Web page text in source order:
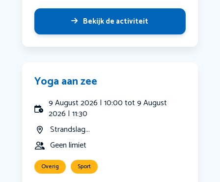
Bekijk de activiteit
Yoga aan zee
9 August 2026 | 10:00 tot 9 August
2026 | 11:30
Strandslag...
Geen limiet
Overig Sport